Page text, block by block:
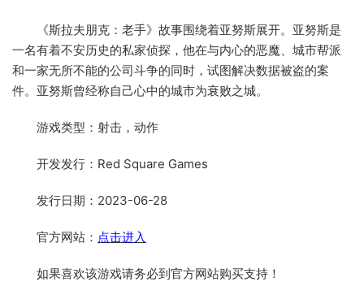
《斯拉夫朋克：老手》故事围绕着亚努斯展开。亚努斯是
一名有着不安历史的私家侦探，他在与内心的恶魔、城市帮派
和一家无所不能的公司斗争的同时，试图解决数据被盗的案
件。亚努斯曾经称自己心中的城市为衰败之城。
游戏类型：射击，动作
开发发行：Red Square Games
发行日期：2023-06-28
官方网站： 点击进入
如果喜欢该游戏请务必到官方网站购买支持！